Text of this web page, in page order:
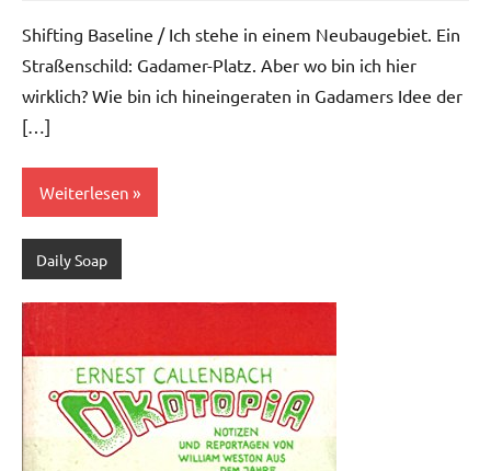
Shifting Baseline / Ich stehe in einem Neubaugebiet. Ein
Straßenschild: Gadamer-Platz. Aber wo bin ich hier
wirklich? Wie bin ich hineingeraten in Gadamers Idee der
[…]
Weiterlesen
Daily Soap